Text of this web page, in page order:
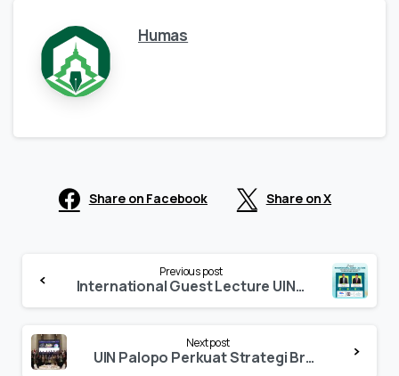
Humas
Share on Facebook Share on X
Reading
Previous post
International Guest Lecture UIN Palopo–UNIMAS Bahas Mobilitas Mahasiswa dan Riset Bersama
Next post
UIN Palopo Perkuat Strategi Branding PMB di Forum Nasional PTKIN 2026